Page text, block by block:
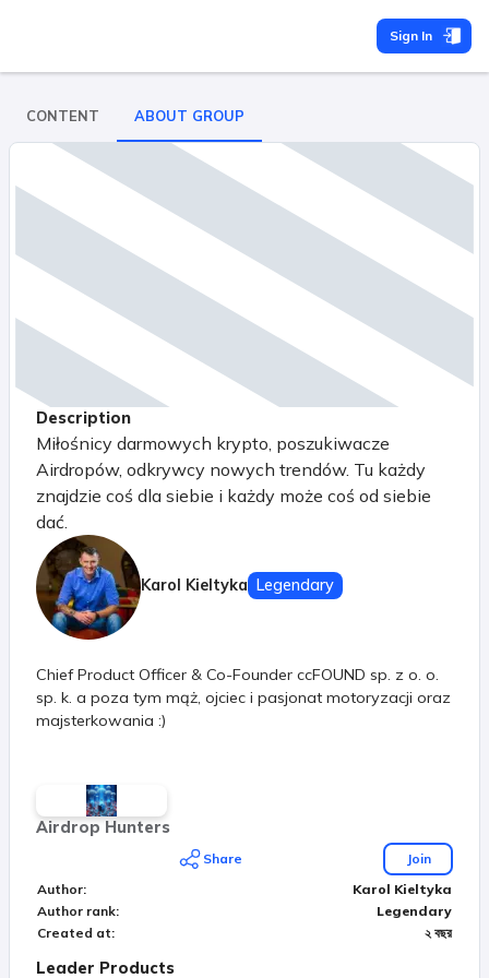
Sign In
CONTENT ABOUT GROUP
Description
Miłośnicy darmowych krypto, poszukiwacze
Airdropów, odkrywcy nowych trendów. Tu każdy
znajdzie coś dla siebie i każdy może coś od siebie
dać.
Karol Kieltyka Legendary
Chief Product Officer & Co-Founder ccFOUND sp. z o. o.
sp. k. a poza tym mąż, ojciec i pasjonat motoryzacji oraz
majsterkowania :)
Airdrop Hunters
Share
Join
Author:
Karol Kieltyka
Author rank:
Legendary
Created at: ২ বছর
Leader Products